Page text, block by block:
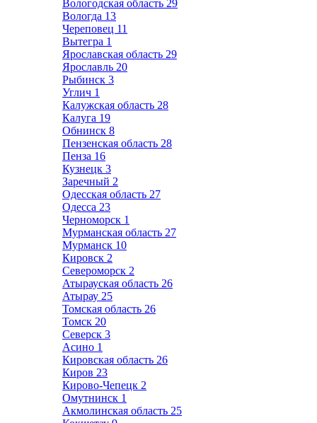
Вологодская область 29
Вологда 13
Череповец 11
Вытегра 1
Ярославская область 29
Ярославль 20
Рыбинск 3
Углич 1
Калужская область 28
Калуга 19
Обнинск 8
Пензенская область 28
Пенза 16
Кузнецк 3
Заречный 2
Одесская область 27
Одесса 23
Черноморск 1
Мурманская область 27
Мурманск 10
Кировск 2
Североморск 2
Атырауская область 26
Атырау 25
Томская область 26
Томск 20
Северск 3
Асино 1
Кировская область 26
Киров 23
Кирово-Чепецк 2
Омутнинск 1
Акмолинская область 25